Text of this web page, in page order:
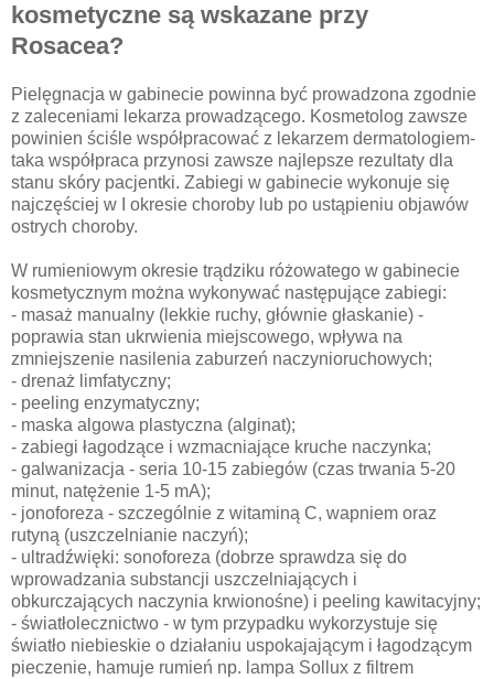
kosmetyczne są wskazane przy
Rosacea?
Pielęgnacja w gabinecie powinna być prowadzona zgodnie
z zaleceniami lekarza prowadzącego. Kosmetolog zawsze
powinien ściśle współpracować z lekarzem dermatologiem-
taka współpraca przynosi zawsze najlepsze rezultaty dla
stanu skóry pacjentki. Zabiegi w gabinecie wykonuje się
najczęściej w I okresie choroby lub po ustąpieniu objawów
ostrych choroby.
W rumieniowym okresie trądziku różowatego w gabinecie
kosmetycznym można wykonywać następujące zabiegi:
- masaż manualny (lekkie ruchy, głównie głaskanie) -
poprawia stan ukrwienia miejscowego, wpływa na
zmniejszenie nasilenia zaburzeń naczynioruchowych;
- drenaż limfatyczny;
- peeling enzymatyczny;
- maska algowa plastyczna (alginat);
- zabiegi łagodzące i wzmacniające kruche naczynka;
- galwanizacja - seria 10-15 zabiegów (czas trwania 5-20
minut, natężenie 1-5 mA);
- jonoforeza - szczególnie z witaminą C, wapniem oraz
rutyną (uszczelnianie naczyń);
- ultradźwięki: sonoforeza (dobrze sprawdza się do
wprowadzania substancji uszczelniających i
obkurczających naczynia krwionośne) i peeling kawitacyjny;
- światłolecznictwo - w tym przypadku wykorzystuje się
światło niebieskie o działaniu uspokajającym i łagodzącym
pieczenie, hamuje rumień np. lampa Sollux z filtrem